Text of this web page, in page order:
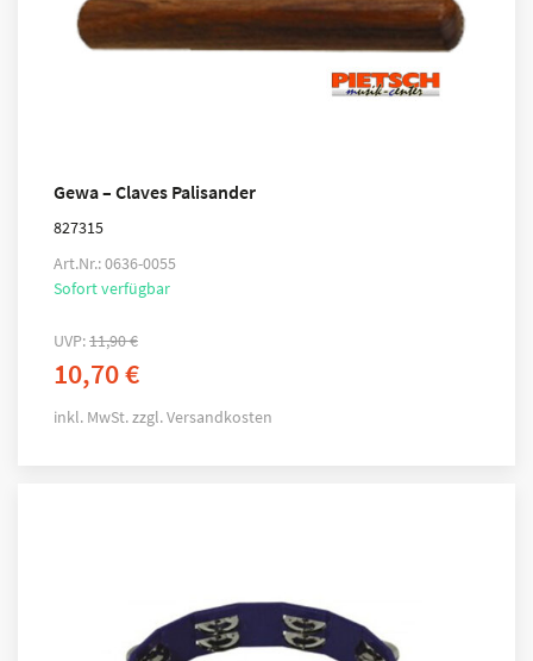
Gewa – Claves Palisander
827315
Art.Nr.: 0636-0055
Sofort verfügbar
UVP:11,90€
10,70€
inkl. MwSt. zzgl.Versandkosten